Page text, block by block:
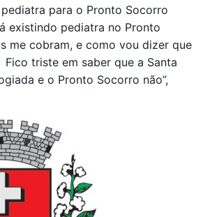
para o Pronto Socorro
existindo pediatra no Pronto
me cobram, e como vou dizer que
triste em saber que a Santa
e o Pronto Socorro não”,